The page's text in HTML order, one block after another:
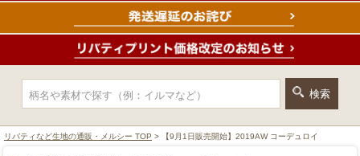
リバティなど生地の通販・メルシー TOP > 【9月1日販売開始】2019AW コーデュロイ